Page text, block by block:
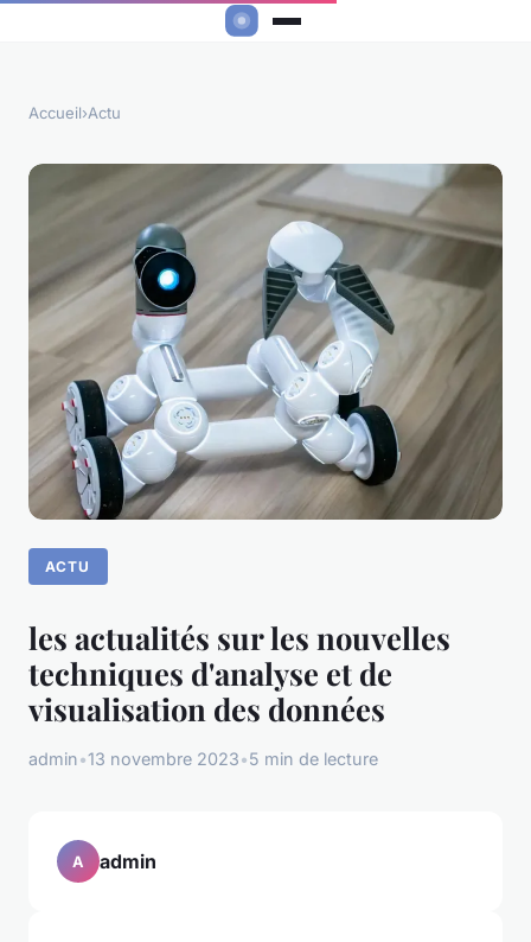
Accueil›Actu
ACTU
les actualités sur les nouvelles
techniques d'analyse et de
visualisation des données
admin•13 novembre 2023•5 min de lecture
A admin